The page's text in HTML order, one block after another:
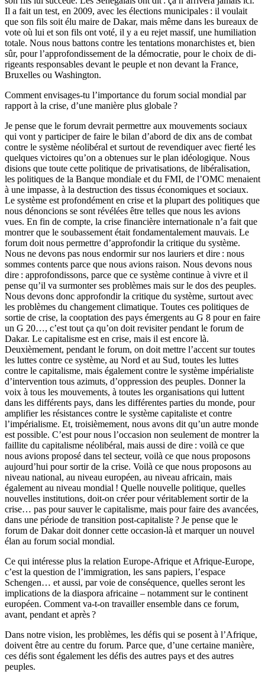
Il a fait un test, en 2009, avec les élections municipales : il voulait
que son fils soit élu maire de Dakar, mais même dans les bureaux de
vote où lui et son fils ont voté, il y a eu rejet massif, une humiliation
totale. Nous nous battons contre les tentations monarchistes et, bien
sûr, pour l’approfondissement de la démocratie, pour le choix de di­
rigeants responsables devant le peuple et non devant la France,
Bruxelles ou Washington.
Comment envisages-tu l’importance du forum social mondial par
rapport à la crise, d’une manière plus globale ?
Je pense que le forum devrait permettre aux mouvements sociaux
qui vont y participer de faire le bilan d’abord de dix ans de combat
contre le système néolibéral et surtout de revendiquer avec fierté les
quelques victoires qu’on a obtenues sur le plan idéologique. Nous
disions que toute cette politique de pri­vatisations, de libéralisation,
les politiques de la Banque mondiale et du FMI, de l’OMC menaient
à une impasse, à la destruction des tissus économiques et sociaux.
Le système est profondément en crise et la plupart des politiques que
nous dénoncions se sont révélées être telles que nous les avions
vues. En fin de compte, la crise financière internationale n’a fait que
montrer que le soubassement était fondamentalement mauvais. Le
forum doit nous permet­tre d’approfondir la critique du système.
Nous ne devons pas nous endormir sur nos lauriers et dire : nous
sommes contents parce que nous avions raison. Nous devons nous
dire : approfondissons, parce que ce système continue à vivre et il
pense qu’il va surmonter ses problèmes mais sur le dos des peu­ples.
Nous devons donc approfondir la critique du système, surtout avec
les problèmes du changement climatique. Toutes ces politiques de
sortie de crise, la cooptation des pays émergents au G 8 pour en faire
un G 20…, c’est tout ça qu’on doit revisiter pendant le forum de
Dakar. Le capitalisme est en crise, mais il est encore là.
Deuxièmement, pendant le forum, on doit mettre l’accent sur toutes
les lut­tes contre ce système, au Nord et au Sud, toutes les luttes
contre le capitalisme, mais également contre le système impérialiste
d’intervention tous azimuts, d’oppression des peuples. Donner la
voix à tous les mouvements, à toutes les organisations qui luttent
dans les différents pays, dans les différentes parties du monde, pour
amplifier les résistances contre le système capitaliste et contre
l’impérialisme. Et, troisièmement, nous avons dit qu’un autre monde
est possible. C’est pour nous l’occasion non seulement de montrer la
faillite du capitalisme néo­libéral, mais aussi de dire : voilà ce que
nous avions proposé dans tel secteur, voilà ce que nous proposons
aujourd’hui pour sortir de la crise. Voilà ce que nous proposons au
niveau national, au niveau européen, au niveau africain, mais
également au niveau mondial ! Quelle nouvelle politique, quelles
nou­velles institutions, doit-on créer pour véritablement sortir de la
crise… pas pour sauver le capitalisme, mais pour faire des avancées,
dans une période de transition post-capitaliste ? Je pense que le
forum de Dakar doit donner cette occasion-là et marquer un nouvel
élan au forum social mondial.
Ce qui intéresse plus la relation Europe-Afrique et Afrique-Europe,
c’est la ques­tion de l’immigration, les sans papiers, l’espace
Schengen… et aussi, par voie de conséquence, quelles seront les
implications de la diaspora africaine – notamment sur le continent
européen. Comment va-t-on travailler ensemble dans ce forum,
avant, pendant et après ?
Dans notre vision, les problèmes, les défis qui se posent à l’Afrique,
doivent être au centre du forum. Parce que, d’une certaine manière,
ces défis sont éga­lement les défis des autres pays et des autres
peuples.